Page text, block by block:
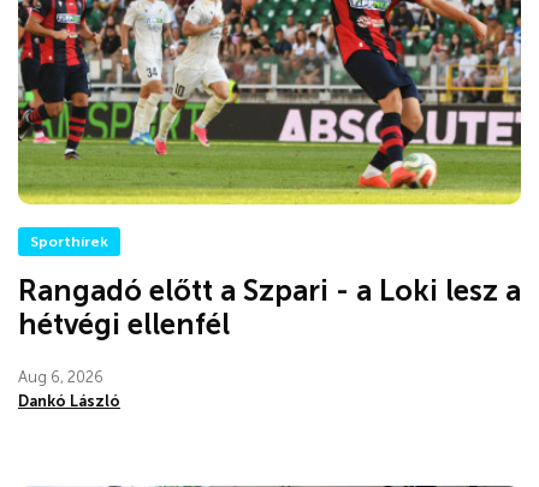
Sporthírek
Rangadó előtt a Szpari - a Loki lesz a
hétvégi ellenfél
Aug 6, 2026
Dankó László